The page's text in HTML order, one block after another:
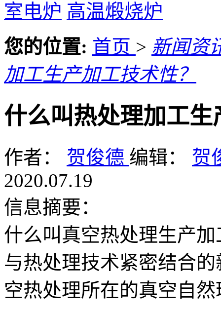
室电炉 高温煅烧炉
您的位置: 首页 > 新闻资
加工生产加工技术性？
什么叫热处理加工
作者： 贺俊德 编辑： 贺
2020.07.19
信息摘要：
什么叫真空热处理生产
与热处理技术紧密结合
空热处理所在的真空自